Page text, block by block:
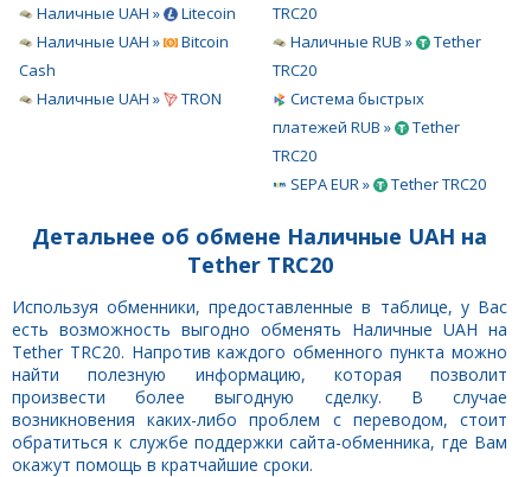
Наличные UAH »
Litecoin
Наличные UAH »
Bitcoin
Cash
Наличные UAH »
TRON
TRC20
Наличные RUB »
Tether
TRC20
Система быстрых
платежей RUB »
Tether
TRC20
SEPA EUR »
Tether TRC20
Детальнее об обмене Наличные UAH на
Tether TRC20
Используя обменники, предоставленные в таблице, у Вас
есть возможность выгодно обменять Наличные UAH на
Tether TRC20. Напротив каждого обменного пункта можно
найти полезную информацию, которая позволит
произвести более выгодную сделку. В случае
возникновения каких-либо проблем с переводом, стоит
обратиться к службе поддержки сайта-обменника, где Вам
окажут помощь в кратчайшие сроки.